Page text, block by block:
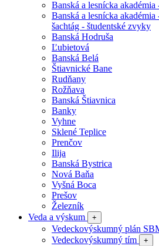
Banská a lesnícka
Banská a lesnícka akadémia
šachtág - študentské zvyky
Banská Hodruša
Ľubietová
Banská Belá
Štiavnické Bane
Rudňany
Rožňava
Banská Štiavnica
Banky
Vyhne
Sklené Teplice
Prenčov
Ilija
Banská Bystrica
Nová Baňa
Vyšná Boca
Prešov
Železník
Veda a výskum
+
Vedeckovýskumný plán
Vedeckovýskumný tím
+